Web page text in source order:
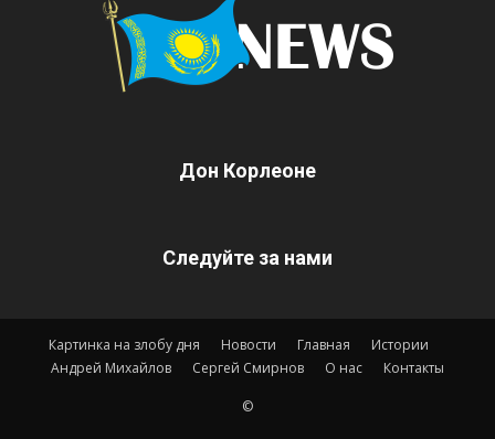
Дон Корлеоне
Следуйте за нами
Картинка на злобу дня Новости Главная
Истории
Андрей Михайлов
Сергей Смирнов О нас Контакты
©